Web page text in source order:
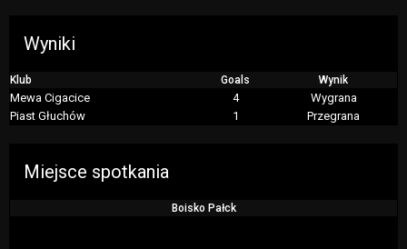
Wyniki
Klub Goals Wynik
Mewa Cigacice 4
Wygrana
Piast Głuchów
1 Przegrana
Miejsce spotkania
Boisko Pałck